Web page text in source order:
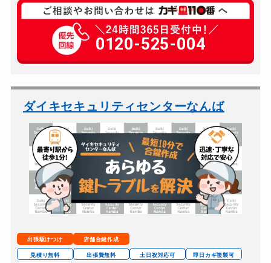
玄関カギ修理 11,000円～＋部品代...
玄関カギ作成 16,500円～(税込)
玄関カギ交換 11,000円～＋部品代...
バイクカギ開け 19,800円～(税込)
バイクカギ作成 22,000円～(税込)
スーツケースカギ開け 8,800円～(税込)
スーツケースカギ作成 16,500円～(税込)
金庫カギ開け 8,800円～(税込)
金庫カギ修理 8,800円～(税込)
ロッカーカギ開け 11,000円～(税込)
0120-525-004
ダイキセキュリティセンターなんば
出張駆けつけ 店舗合鍵作成
見積り無料 出張費無料 土日祝対応可 即日カギ複製可